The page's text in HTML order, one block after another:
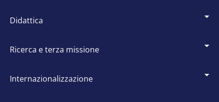
didattica
ricerca e terza missione
internazionalizzazione